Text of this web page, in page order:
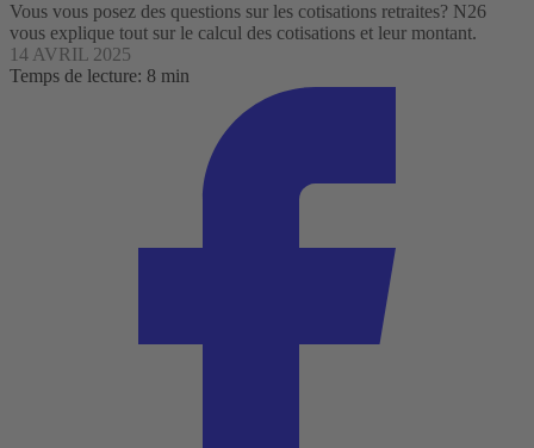
Vous vous posez des questions sur les cotisations retraites? N26
vous explique tout sur le calcul des cotisations et leur montant.
14 AVRIL 2025
Temps de lecture: 8 min